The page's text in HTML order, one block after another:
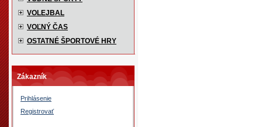
VOLEJBAL
VOĽNÝ ČAS
OSTATNÉ ŠPORTOVÉ HRY
Zákazník
Prihlásenie
Registrovať